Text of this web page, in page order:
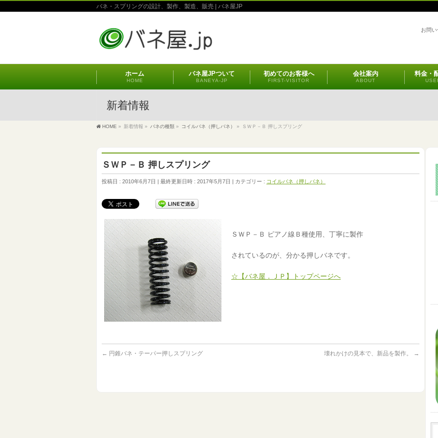
バネ・スプリングの設計、製作、製造、販売 | バネ屋JP
お問
ホーム
HOME
バネ屋JPついて
BANEYA-JP
初めてのお客様へ
FIRST-VISITOR
会社案内
ABOUT
料金・
新着情報
HOME » 新着情報 » バネの種類 » コイルバネ（押しバネ） » ＳＷＰ－Ｂ 押しスプリング
ＳＷＰ－Ｂ 押しスプリング
投稿日 : 2010年6月7日 最終更新日時 : 2017年5月7日 カテゴリー : コイルバネ（押しバネ）
ＳＷＰ－Ｂ ピアノ線Ｂ種使用、丁寧に製作
されているのが、分かる押しバネです。
☆【バネ屋．ＪＰ】トップページへ
← 円錐バネ・テーパー押しスプリング 壊れかけの見本で、新品を製作。 →